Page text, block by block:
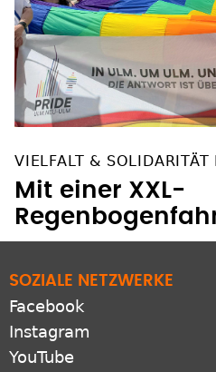
VIELFALT & SOLIDARITÄT
Mit einer XXL-
SOZIALE NETZWERKE
Facebook
Instagram
YouTube